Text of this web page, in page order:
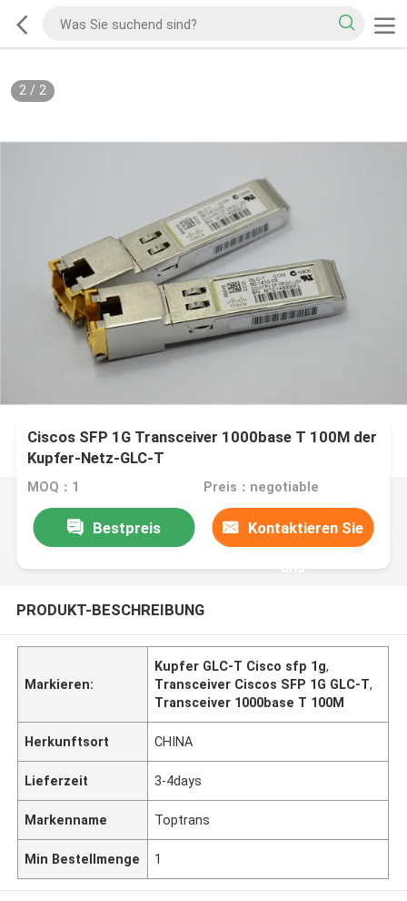
2/ 2
Ciscos SFP 1G Transceiver 1000base T 100M der
Kupfer-Netz-GLC-T
MOQ：1 Preis：negotiable
Bestpreis Kontaktieren Sie
uns
PRODUKT-BESCHREIBUNG
Markieren:
Kupfer GLC-T Cisco sfp 1g,
Transceiver Ciscos SFP 1G GLC-T,
Transceiver 1000base T 100M
Herkunftsort CHINA
Lieferzeit 3-4days
Markenname Toptrans
Min Bestellmenge 1